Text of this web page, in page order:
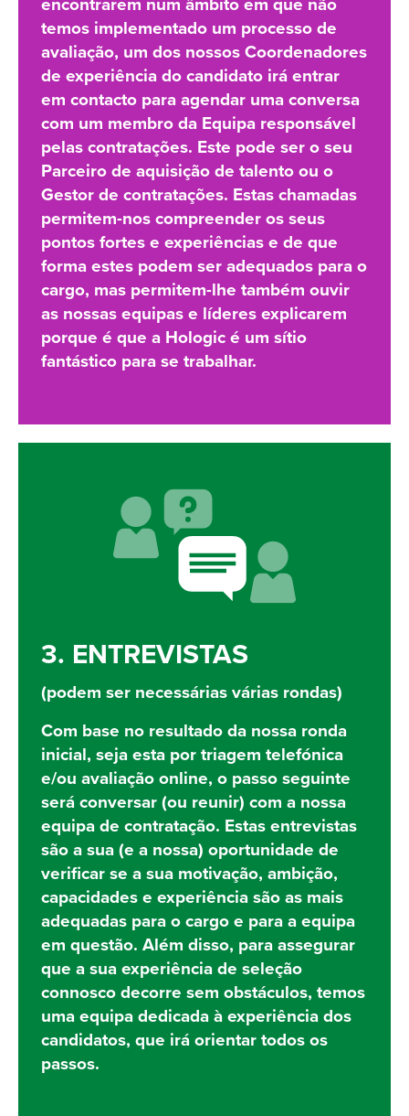
encontrarem num âmbito em que não
temos implementado um processo de
avaliação, um dos nossos Coordenadores
de experiência do candidato irá entrar
em contacto para agendar uma conversa
com um membro da Equipa responsável
pelas contratações. Este pode ser o seu
Parceiro de aquisição de talento ou o
Gestor de contratações. Estas chamadas
permitem-nos compreender os seus
pontos fortes e experiências e de que
forma estes podem ser adequados para o
cargo, mas permitem-lhe também ouvir
as nossas equipas e líderes explicarem
porque é que a Hologic é um sítio
fantástico para se trabalhar.
3. ENTREVISTAS
(podem ser necessárias várias rondas)
Com base no resultado da nossa ronda
inicial, seja esta por triagem telefónica
e/ou avaliação online, o passo seguinte
será conversar (ou reunir) com a nossa
equipa de contratação. Estas entrevistas
são a sua (e a nossa) oportunidade de
verificar se a sua motivação, ambição,
capacidades e experiência são as mais
adequadas para o cargo e para a equipa
em questão. Além disso, para assegurar
que a sua experiência de seleção
connosco decorre sem obstáculos, temos
uma equipa dedicada à experiência dos
candidatos, que irá orientar todos os
passos.